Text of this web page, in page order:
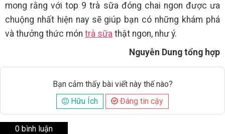
mong rằng với top 9 trà sữa đóng chai ngon được ưa
chuộng nhất hiện nay sẽ giúp bạn có những khám phá
và thưởng thức món trà sữa thật ngon, như ý.
Nguyễn Dung tổng hợp
Bạn cảm thấy bài viết này thế nào?
Hữu Ích
Đáng tin cậy
0 bình luận